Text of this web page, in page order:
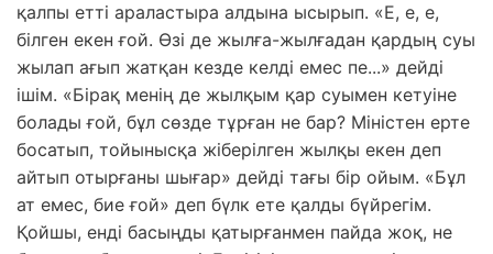
қалпы етті араластыра алдына ысырып. «Е, е, е,
білген екен ғой. Өзі де жылға-жылғадан қардың суы
жылап ағып жатқан кезде келді емес пе...» дейді
ішім. «Бірақ менің де жылқым қар суымен кетуіне
болады ғой, бұл сөзде тұрған не бар? Міністен ерте
босатып, тойынысқа жіберілген жылқы екен деп
айтып отырғаны шығар» дейді тағы бір ойым. «Бұл
ат емес, бие ғой» деп бүлк ете қалды бүйрегім.
Қойшы, енді басыңды қатырғанмен пайда жоқ, не